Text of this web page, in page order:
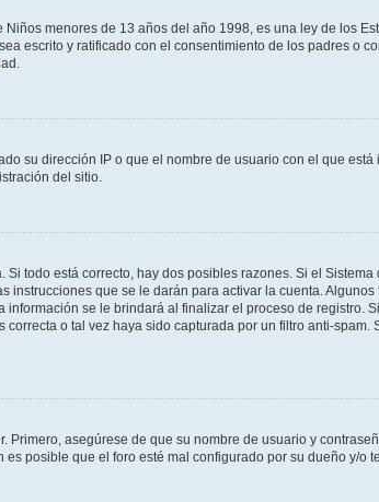
Niños menores de 13 años del año 1998, es una ley de los
escrito y ratificado con el consentimiento de los padres o
su dirección IP o que el nombre de usuario con el que
del sitio.
todo está correcto, hay dos posibles razones. Si el
instrucciones que se le darán para activar la cuenta.
se le brindará al finalizar el proceso de
o tal vez haya sido capturada por un filtro anti-
Primero, asegúrese de que su nombre de usuario y
posible que el foro esté mal configurado por su dueño y/o